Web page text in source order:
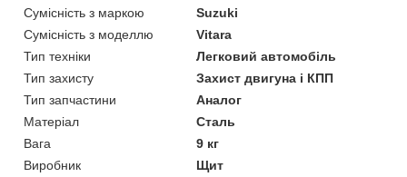
Сумісність з маркою
Suzuki
Сумісність з моделлю
Vitara
Тип техніки
Легковий автомобіль
Тип захисту
Захист двигуна і КПП
Тип запчастини
Аналог
Матеріал
Сталь
Вага
9 кг
Виробник
Щит